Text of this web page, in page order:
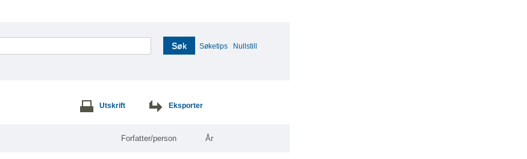
Søk Søketips Nullstill
Utskrift Eksporter
Forfatter/person År